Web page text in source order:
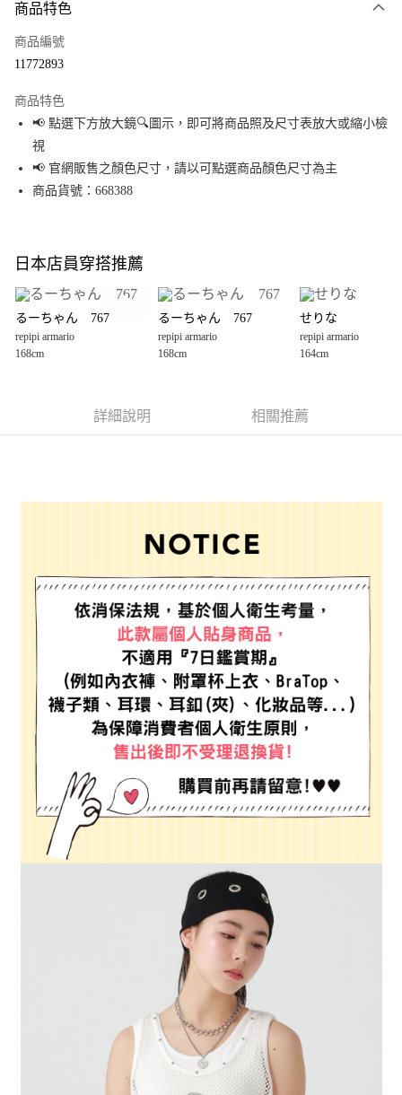
信用卡一次付款
Apple Pay
街口支付
悠遊付
全盈+PAY
大哥付你分期
【大哥付你分期使用說明】
1.本服務由台灣大哥大提供，台灣大哥大用戶可立即使用無須另外申請。
2.付款方式選擇「大哥付你分期」，訂單成立後會自動跳轉到大哥付的交易
3.實際核准額度、可分期數及費用金額請依後續交易確認頁面所載為準。
4.訂單成立30分鐘內，如未前往確認交易或遇審核未通過，訂單將自動取
醒簡訊。
帳／街口支付／iPASS MONEY」等通路繳費。
1.本服務係由「台灣大哥大股份有限公司」（以下簡稱本公司）所提供，讓
用戶於交易時，得透過本服務購買商品或服務，並由商店將買賣／分期付款
買賣價金債權讓與本公司後，依約使用本公司帳單繳交帳款。
2.基於同意付款使用「大哥付你分期」之契約關係目的，商店將以您的個人
資料（包含姓名、電話或地址）提供予台灣大哥大進項蒐集、處理及利用，
由本公司與您本人進行分期帳單所需資料之確認、核對及更正。
3.完整用戶服務條款，請詳閱以下連結：https://oppay.tw/userRule
AFTEE先享後付
２．訂單成立數日內，您將收到繳費通知簡訊。
ATM／網路銀行／等多元方式進行付款，方視為交易完成。
※ 請注意：結帳手續完成當下不需立刻繳費，但若您需要取消訂單，請聯絡
購買商品的店家。未經商家同意取消之訂單仍視為有效，需透過AFTEE先享
後付繳納相關費用。
※ 交易是否成功請以「AFTEE先享後付 」之結帳頁面顯示為準，若有關於
是否繳費成功／繳費後需取消欲退款等相關疑問，請聯繫「AFTEE先享後付
客戶支援中心」https://netprotections.freshdesk.com/support/home
【注意事項】
１．透過由恩沛科技股份有限公司提供之「AFTEE先享後付」服務完成之交
易，需依本服務之必要範圍內提供個人資料，並將交易相關給付款項請求債
權轉讓予恩沛科技股份有限公司。
２．關於個人資料處理事宜，請瀏覽以下網址：
３．未成年的使用者請事先徵得法定代理人或監護人之同意方可使用
「AFTEE先享後付」，若未經同意申辦者引起之損失，本公司不負相關責
任。
４．使用「AFTEE先享後付」時，將依據個別帳號之用戶狀況，依本公司即
時審查核予不同之上限額度；若仍有額度不足之情形，本公司將視審查結果
請求用戶進行身份認證。
５．嚴禁一人註冊多個帳號或使用他人資訊註冊。若發現惡意使用之情形，
恩沛科技股份有限公司將有權停止該用戶之使用額度並採取法律行動。
每筆NT$80，滿NT$1,500(含以上)免運費
付款後 7-11取貨
每筆NT$80，滿NT$1,500(含以上)免運費
每筆NT$80，滿NT$1,500(含以上)免運費
商品特色
商品編號
11772893
商品特色
📢 點選下方放大鏡🔍圖示，即可將商品照及尺寸表放大或縮小檢
視
📢 官網販售之顏色尺寸，請以可點選商品顏色尺寸為主
商品貨號：668388
日本店員穿搭推薦
るーちゃん 767
repipi armario
168cm
るーちゃん 767
repipi armario
168cm
せりな
repipi armario
164cm
詳細說明 相關推薦